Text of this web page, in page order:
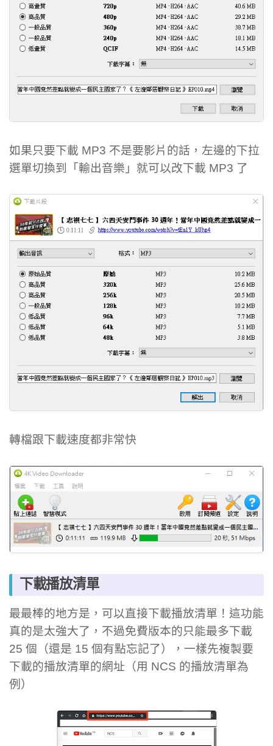
如果只要下載 MP3 不是要影片的話，左邊的下拉
選單切換到「輸出音樂」就可以改下載 MP3 了
轉檔跟下載速度都非常快
下載播放清單
最最棒的地方是，可以直接下載播放清單！這功能
真的是太強大了，不過免費版本的只能最多下載
25 個（還是 15 個有點忘記了），一樣先複製要
下載的播放清單的網址（用 NCS 的播放清單為
例）